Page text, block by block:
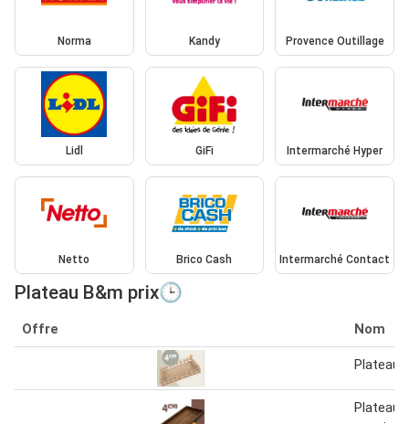
Norma Kandy Provence Outillage
Lidl GiFi Intermarché Hyper
Netto Brico Cash Intermarché Contact
Plateau B&m prix🕒
Offre Nom
Plateau
Plateau